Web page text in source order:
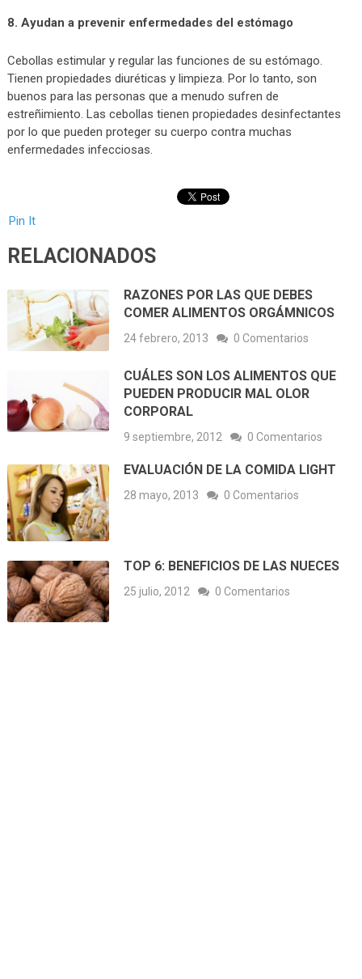
8. Ayudan a prevenir enfermedades del estómago
Cebollas estimular y regular las funciones de su estómago.
Tienen propiedades diuréticas y limpieza. Por lo tanto, son
buenos para las personas que a menudo sufren de
estreñimiento. Las cebollas tienen propiedades desinfectantes
por lo que pueden proteger su cuerpo contra muchas
enfermedades infecciosas.
Pin It
RELACIONADOS
RAZONES POR LAS QUE DEBES
COMER ALIMENTOS ORGÁMNICOS
24 febrero, 2013 0 Comentarios
CUÁLES SON LOS ALIMENTOS QUE
PUEDEN PRODUCIR MAL OLOR
CORPORAL
9 septiembre, 2012 0 Comentarios
EVALUACIÓN DE LA COMIDA LIGHT
28 mayo, 2013 0 Comentarios
TOP 6: BENEFICIOS DE LAS NUECES
25 julio, 2012 0 Comentarios